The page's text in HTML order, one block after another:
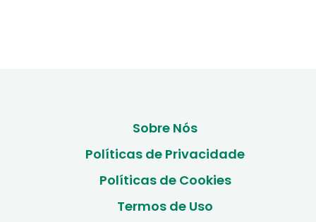
Sobre Nós
Políticas de Privacidade
Políticas de Cookies
Termos de Uso